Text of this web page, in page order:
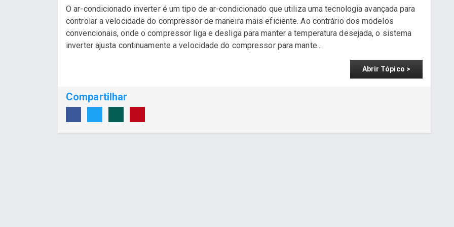
O ar-condicionado inverter é um tipo de ar-condicionado que utiliza uma tecnologia avançada para
controlar a velocidade do compressor de maneira mais eficiente. Ao contrário dos modelos
convencionais, onde o compressor liga e desliga para manter a temperatura desejada, o sistema
inverter ajusta continuamente a velocidade do compressor para mante...
Abrir Tópico >
Compartilhar